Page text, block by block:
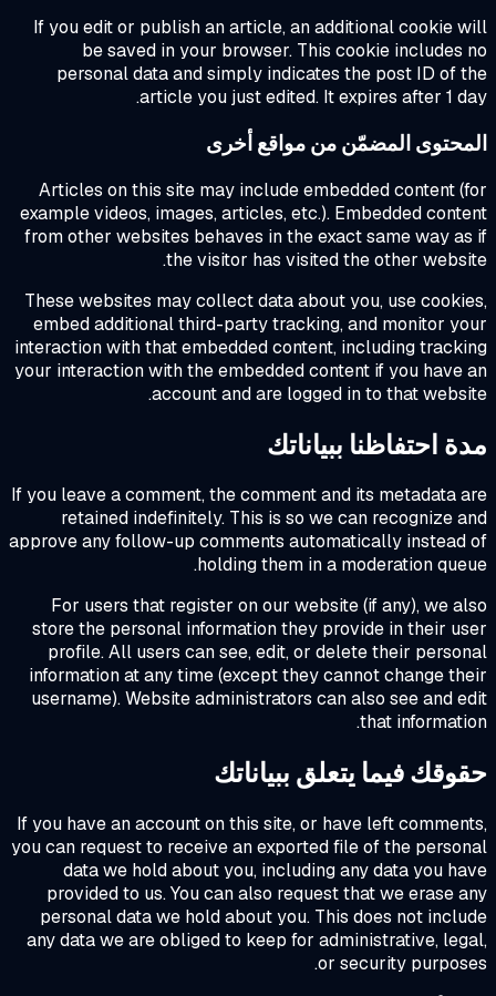
If you edit or publish an article, an additional cookie
be saved in your browser. This cookie includes
personal data and simply indicates the post ID of
article you just edited. It expires after 1
المضمّن من مواقع أخرى
Articles on this site may include embedded content
example videos, images, articles, etc.). Embedded
from other websites behaves in the exact same way
the visitor has visited the other
These websites may collect data about you, use
embed additional third-party tracking, and monitor
interaction with that embedded content, including
your interaction with the embedded content if you have
account and are logged in to that
احتفاظنا ببياناتك
If you leave a comment, the comment and its metadata
retained indefinitely. This is so we can recognize
approve any follow-up comments automatically
holding them in a moderation
For users that register on our website (if any), we
store the personal information they provide in their
profile. All users can see, edit, or delete their
information at any time (except they cannot change
username). Website administrators can also see and
that
فيما يتعلق ببياناتك
If you have an account on this site, or have left
you can request to receive an exported file of the
data we hold about you, including any data you
provided to us. You can also request that we erase
personal data we hold about you. This does not
any data we are obliged to keep for administrative,
or security